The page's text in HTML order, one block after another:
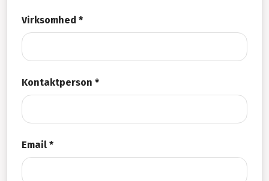
Virksomhed *
Kontaktperson *
Email *